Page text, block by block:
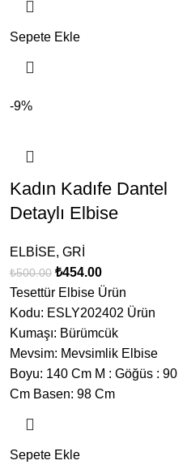
Sepete Ekle
-9%
Kadın Kadıfe Dantel
Detaylı Elbise
ELBİSE, GRİ
₺500.00 ₺454.00
Tesettür Elbise Ürün
Kodu: ESLY202402 Ürün
Kumaşı: Bürümcük
Mevsim: Mevsimlik Elbise
Boyu: 140 Cm M : Göğüs : 90
Cm Basen: 98 Cm
Sepete Ekle